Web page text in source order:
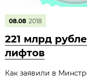
08.08 2018
221 млрд
лифтов
Как заявили в